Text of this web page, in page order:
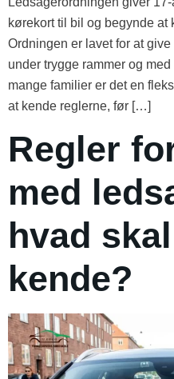
kørekort til bil og begynde at
Ordningen er lavet for at
under trygge rammer og
mange familier er det en
at kende reglerne, før […]
Regler
med
hvad
kende?